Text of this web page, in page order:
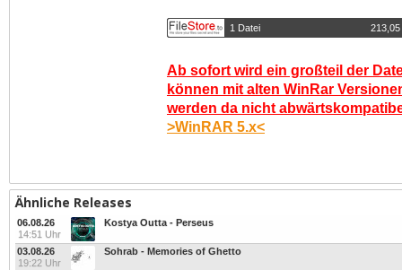
1 Datei 213,05
Ab sofort wird ein großteil der
können mit alten WinRar
werden da nicht
>WinRAR 5.x<
Ähnliche Releases
06.08.26
14:51 Uhr
Kostya Outta - Perseus
03.08.26
19:22 Uhr
Sohrab - Memories of Ghetto